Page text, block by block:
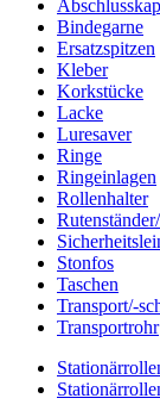
Bindegarne
Ersatzspitzen
Kleber
Korkstücke
Lacke
Luresaver
Ringe
Ringeinlagen
Rollenhalter
Stonfos
Taschen
Transport/-
Transportrohr